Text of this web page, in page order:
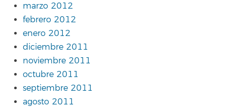
marzo 2012
febrero 2012
enero 2012
diciembre 2011
noviembre 2011
octubre 2011
septiembre 2011
agosto 2011